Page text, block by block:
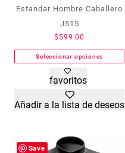
Estandar Hombre Caballero
J515
$ 599.00
Seleccionar opciones
Este
producto
tiene
múltiples
opciones
favoritos
Añadir a la lista de deseos
Save